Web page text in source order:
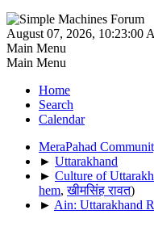
August 07, 2026, 10:23:00
Main Menu
Main Menu
Home
Search
Calendar
MeraPahad
► Uttarakhand
► Culture of
hem,खीमसिंह रावत)
► Ain: Uttarakhand